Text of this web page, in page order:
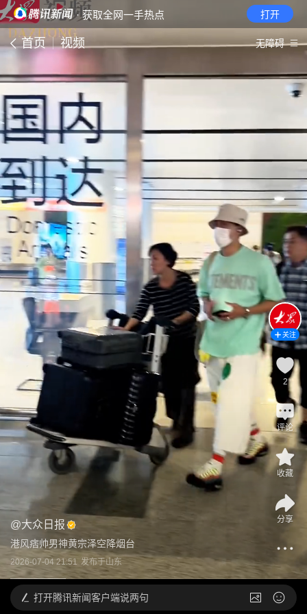
· 获取全网一手热点 打开
首页 视频 无障碍
@大众日报
港风痞帅男神黄宗泽空降烟台
2026-07-04 21:51 发布于山东
关注
2
评论
收藏
分享
打开腾讯新闻客户端说两句